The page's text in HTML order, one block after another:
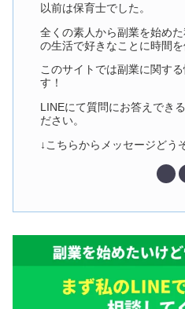
以前は保育士でした。
全くの素人から副業を始め
の生活で好きなことに時間を
このサイトでは副業に関す
す！
LINEにて質問にお答えでき
ださい。
↓こちらからメッセージどう